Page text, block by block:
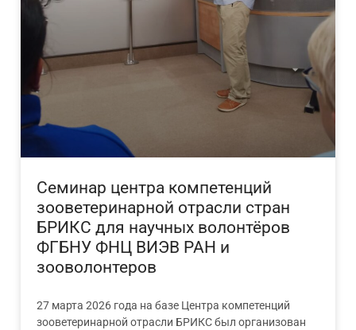
Семинар центра компетенций
зооветеринарной отрасли стран
БРИКС для научных волонтёров
ФГБНУ ФНЦ ВИЭВ РАН и
зооволонтеров
27 марта 2026 года на базе Центра компетенций
зооветеринарной отрасли БРИКС был организован